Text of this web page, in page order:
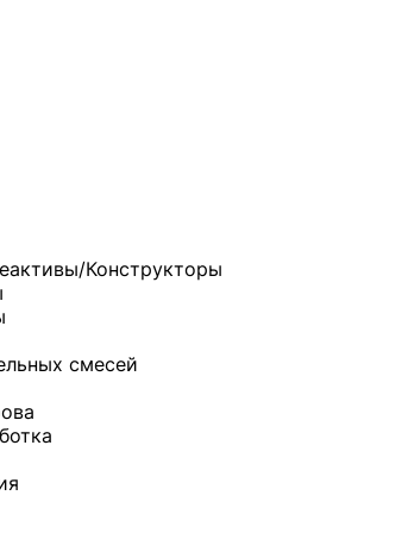
Конструкторы
смесей